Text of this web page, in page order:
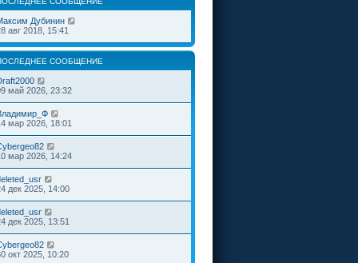
Дубинин
авг 2018, 15:41
СООБЩЕНИЕ
май 2026, 23:32
мар 2026, 18:01
мар 2026, 14:24
дек 2025, 14:00
дек 2025, 13:51
окт 2025, 10:20